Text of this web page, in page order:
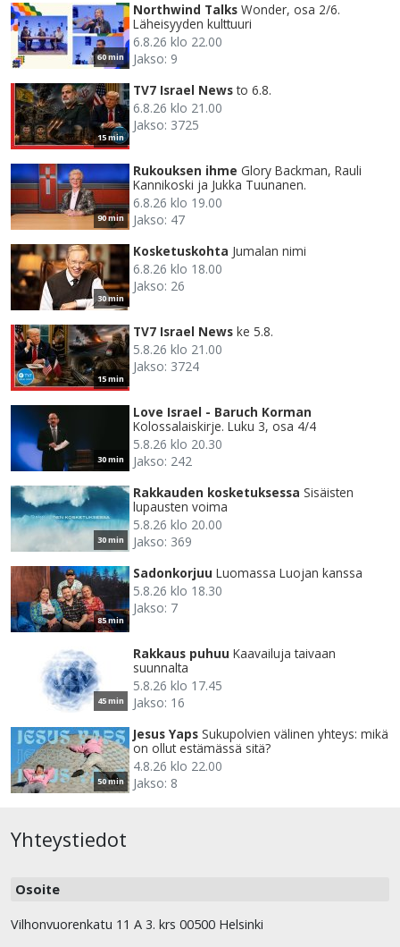
60 min
Northwind Talks Wonder, osa 2/6.
Läheisyyden kulttuuri
6.8.26 klo 22.00
Jakso: 9
15 min
TV7 Israel News to 6.8.
6.8.26 klo 21.00
Jakso: 3725
90 min
Rukouksen ihme Glory Backman, Rauli
Kannikoski ja Jukka Tuunanen.
6.8.26 klo 19.00
Jakso: 47
30 min
Kosketuskohta Jumalan nimi
6.8.26 klo 18.00
Jakso: 26
15 min
TV7 Israel News ke 5.8.
5.8.26 klo 21.00
Jakso: 3724
30 min
Love Israel - Baruch Korman
Kolossalaiskirje. Luku 3, osa 4/4
5.8.26 klo 20.30
Jakso: 242
30 min
Rakkauden kosketuksessa Sisäisten
lupausten voima
5.8.26 klo 20.00
Jakso: 369
85 min
Sadonkorjuu Luomassa Luojan kanssa
5.8.26 klo 18.30
Jakso: 7
45 min
Rakkaus puhuu Kaavailuja taivaan
suunnalta
5.8.26 klo 17.45
Jakso: 16
50 min
Jesus Yaps Sukupolvien välinen yhteys: mikä
on ollut estämässä sitä?
4.8.26 klo 22.00
Jakso: 8
Yhteystiedot
Osoite
Vilhonvuorenkatu 11 A 3. krs 00500 Helsinki